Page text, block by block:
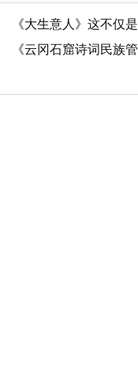
《大生意人》这不仅
情画
《云冈石窟诗词民族